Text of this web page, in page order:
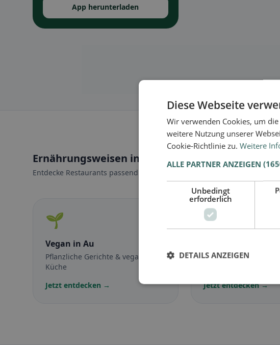
App herunterladen
Ernährungsweisen in Au
Entdecke Restaurants passend zu deiner Ernährungsweise.
🌱
Vegan in Au
Pflanzliche Gerichte & vegane
Küche
Jetzt entdecken →
🥕
Fleischlose Gerichte &
Jetzt entdecken →
Diese Webseite
Wir verwenden Cookies, um
weitere Nutzung unserer
Cookie-Richtlinie zu. Weitere
ALLE PARTNER ANZEIGEN
Unbedingt
erforderlich
DETAILS ANZEIGEN